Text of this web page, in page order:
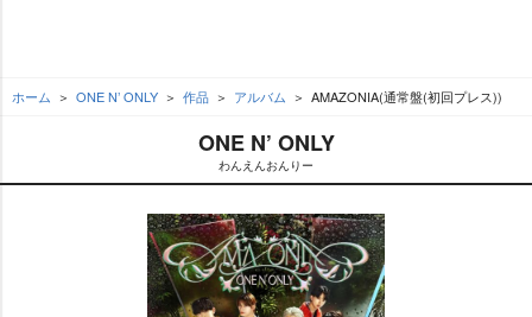
ホーム ONE N’ ONLY 作品 アルバム AMAZONIA(通常盤(初回プレス))
ONE N’ ONLY
わんえんおんりー